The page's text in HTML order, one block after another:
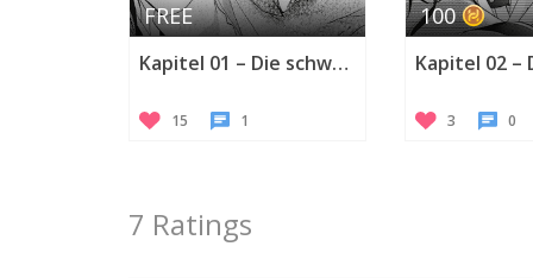
FREE
Kapitel 01 – Die schwarze Katze trifft einen Engel
15 1
100
3 0
7 Ratings